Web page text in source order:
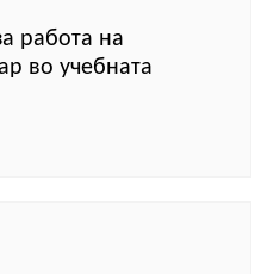
работа на
во учебната